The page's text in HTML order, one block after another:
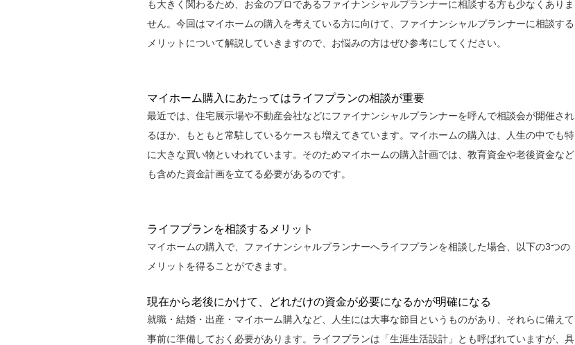
も大きく関わるため、お金のプロであるファイナンシャルプランナーに相談する方も少なくありま
せん。今回はマイホームの購入を考えている方に向けて、ファイナンシャルプランナーに相談する
メリットについて解説していきますので、お悩みの方はぜひ参考にしてください。
マイホーム購入にあたってはライフプランの相談が重要
最近では、住宅展示場や不動産会社などにファイナンシャルプランナーを呼んで相談会が開催され
るほか、もともと常駐しているケースも増えてきています。マイホームの購入は、人生の中でも特
に大きな買い物といわれています。そのためマイホームの購入計画では、教育資金や老後資金など
も含めた資金計画を立てる必要があるのです。
ライフプランを相談するメリット
マイホームの購入で、ファイナンシャルプランナーへライフプランを相談した場合、以下の3つの
メリットを得ることができます。
現在から老後にかけて、どれだけの資金が必要になるかが明確になる
就職・結婚・出産・マイホーム購入など、人生には大事な節目というものがあり、それらに備えて
事前に準備しておく必要があります。ライフプランは「生涯生活設計」とも呼ばれていますが、具